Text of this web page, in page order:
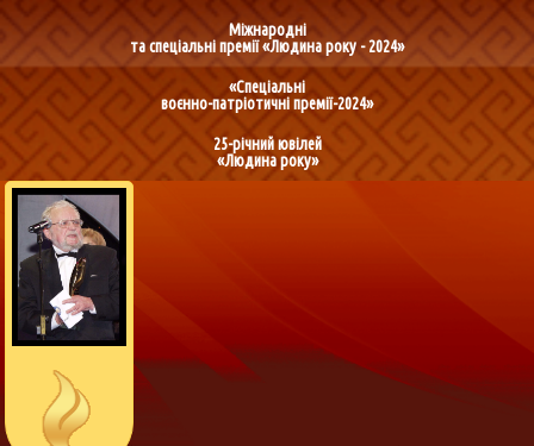
Міжнародні
та спеціальні премії «Людина року - 2024»
«Спеціальні
воєнно-патріотичні премії-2024»
25-річний ювілей
«Людина року»